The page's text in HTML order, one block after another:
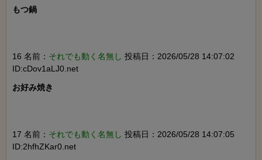
もつ鍋
16 名前： それでも動く名無し 投稿日：2026/05/28 14:07:02
ID:cDov1aLJ0.net
お好み焼き
17 名前： それでも動く名無し 投稿日：2026/05/28 14:07:05
ID:2hfhZKar0.net